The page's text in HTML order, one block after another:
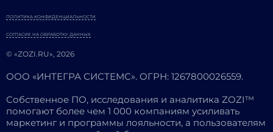
© «ZOZI.RU», 2026
ПОЛИТИКА КОНФИДЕНЦИАЛЬНОСТИ
СОГЛАСИЕ НА ОБРАБОТКУ ДАННЫХ
ООО «ИНТЕГРА СИСТЕМС». ОГРН: 1267800026559.
Собственное ПО, исследования и аналитика ZOZI™
помогают более чем 1 000 компаниям усиливать
маркетинг и программы лояльности, а пользователям